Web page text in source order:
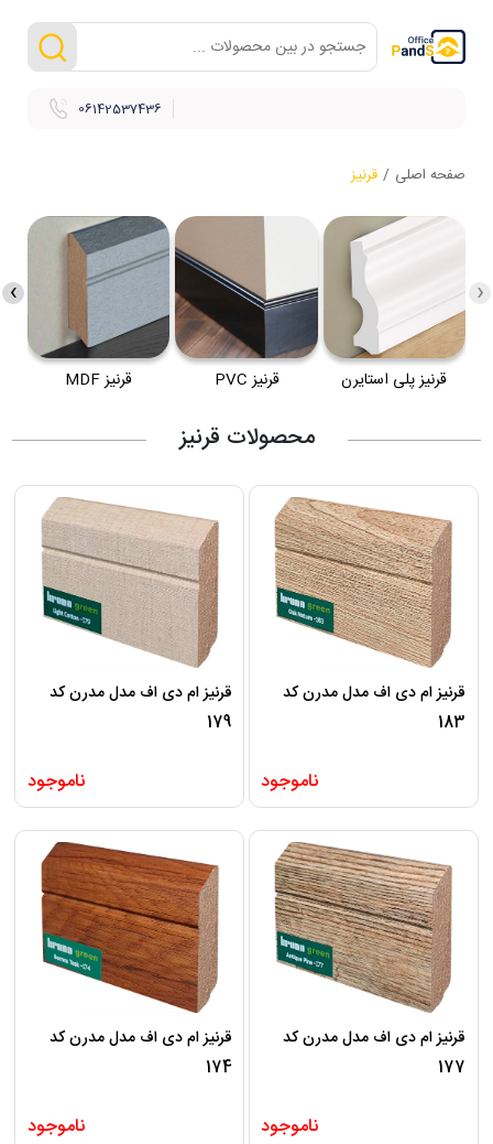
06142537436
صفحه اصلی / قرنیز
قرنیز پلی استایرن قرنیز PVC قرنیز MDF
‹
›
محصولات قرنیز
قرنیز ام دی اف مدل مدرن کد
183
ناموجود
قرنیز ام دی اف مدل مدرن کد
179
ناموجود
قرنیز ام دی اف مدل مدرن کد
177
ناموجود
قرنیز ام دی اف مدل مدرن کد
174
ناموجود